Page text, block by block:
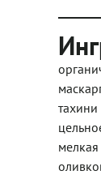
тахини
мелкая